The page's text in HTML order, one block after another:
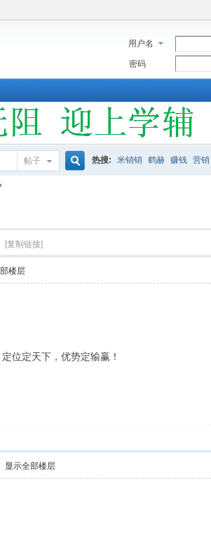
用户名
密码
帖子 热搜: 米销销 鹤赫 赚钱 营销
[复制链接]
楼层
位定天下，​优势定输赢！
显示全部楼层